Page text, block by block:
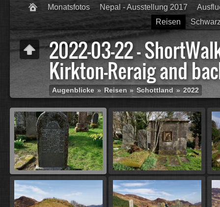
Monatsfotos Nepal - Ausstellung 2017
Reisen
2022-03-22 -
Kirkton-Reraig and
Augenblicke » Reisen » Schottland » 2022